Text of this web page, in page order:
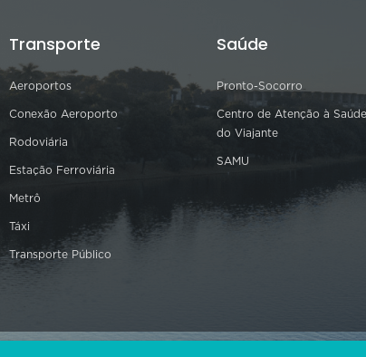
Transporte
Aeroportos
Conexão Aeroporto
Rodoviária
Estação Ferroviária
Metrô
Táxi
Transporte Público
Saúde
Pronto-Socorro
Centro de Atenção à Saúde
do Viajante
SAMU